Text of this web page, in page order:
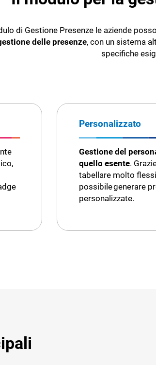
di Gestione Presenze le aziende
delle presenze, con un sistema
specifiche
Personalizzato
Gestione del
quello esente.
tabellare molto
possibile generare
personalizzate.